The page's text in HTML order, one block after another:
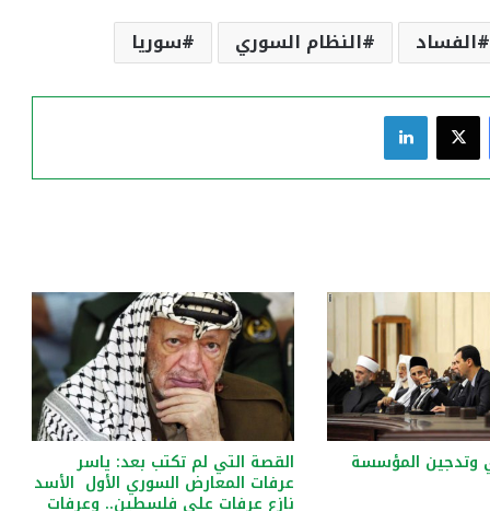
الفساد النظام السوري سوريا
فيسبوك
وتدجين المؤسسة القصة التي لم تكتب بعد: ياسر
عرفات المعارض السوري الأول الأسد
نازع عرفات على فلسطين.. وعرفات